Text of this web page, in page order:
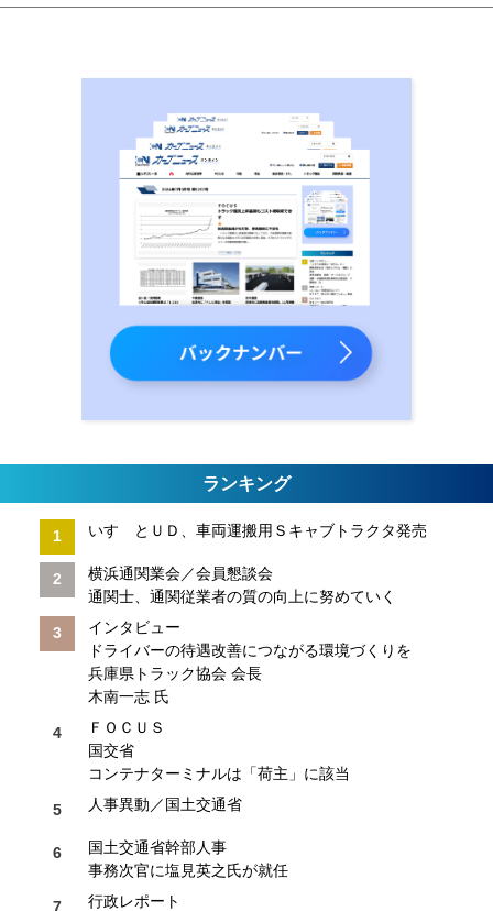
ランキング
いすゞとＵＤ、車両運搬用Ｓキャブトラクタ発売
横浜通関業会／会員懇談会
通関士、通関従業者の質の向上に努めていく
インタビュー
ドライバーの待遇改善につながる環境づくりを
兵庫県トラック協会 会長
木南一志 氏
ＦＯＣＵＳ
国交省
コンテナターミナルは「荷主」に該当
人事異動／国土交通省
国土交通省幹部人事
事務次官に塩見英之氏が就任
行政レポート